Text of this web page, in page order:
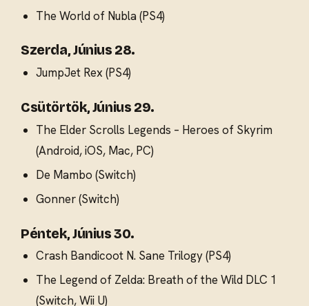
The World of Nubla (PS4)
Szerda, Június 28.
JumpJet Rex (PS4)
Csütörtök, Június 29.
The Elder Scrolls Legends – Heroes of Skyrim
(Android, iOS, Mac, PC)
De Mambo (Switch)
Gonner (Switch)
Péntek, Június 30.
Crash Bandicoot N. Sane Trilogy (PS4)
The Legend of Zelda: Breath of the Wild DLC 1
(Switch, Wii U)